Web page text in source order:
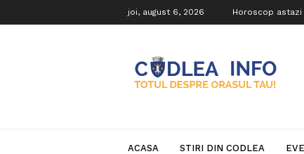
joi, august 6, 2026 Horoscop astazi
Info
ACASA STIRI DIN CODLEA